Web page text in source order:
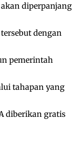
diperpanjang
dengan
pemerintah
tahapan yang
diberikan gratis